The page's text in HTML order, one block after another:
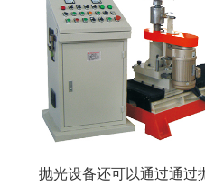
抛光设备还可以通过通过